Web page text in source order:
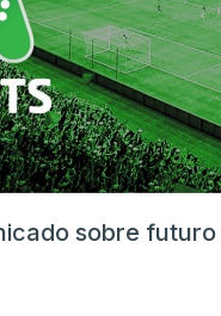
sobre futuro